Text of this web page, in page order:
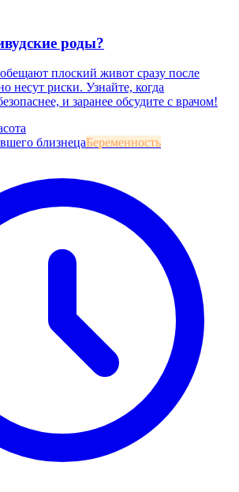
роды?
плоский живот сразу после
несут риски. Узнайте, когда
и заранее обсудите с врачом!
Беременность